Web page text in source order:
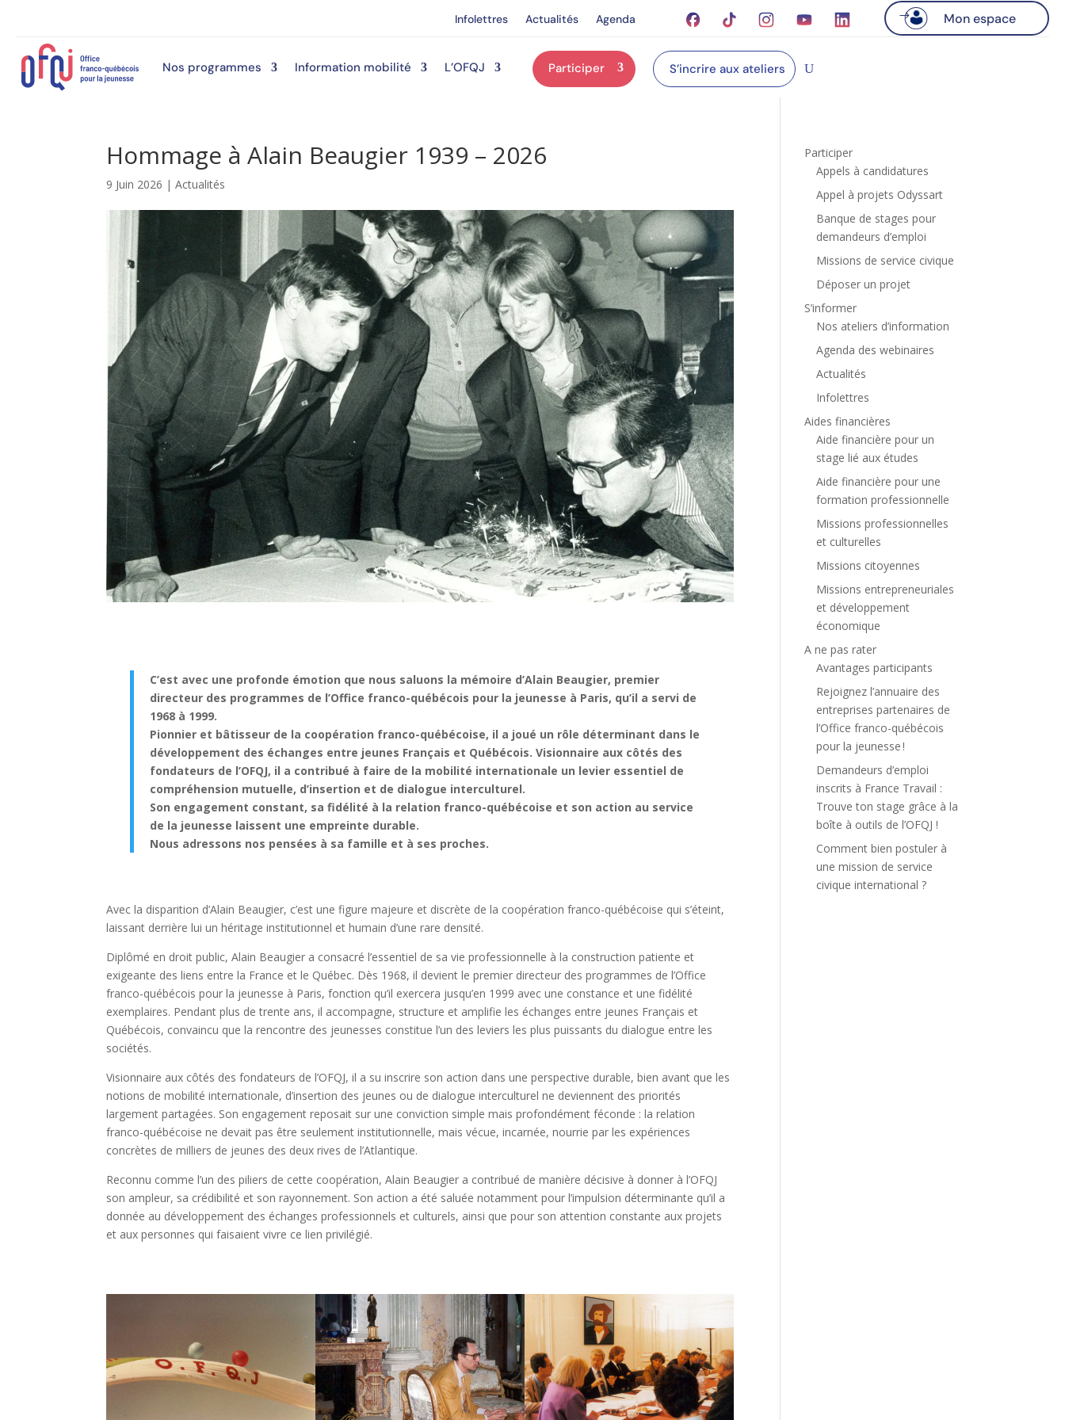
Infolettres Actualités Agenda Mon espace
Nos programmes Information mobilité L’OFQJ Participer S’incrire aux ateliers
Hommage à Alain Beaugier 1939 – 2026
9 Juin 2026 |Actualités
C’est avec une profonde émotion que nous saluons la mémoire d’Alain Beaugier, premier
directeur des programmes de l’Office franco-québécois pour la jeunesse à Paris, qu’il a servi de
1968 à 1999.
Pionnier et bâtisseur de la coopération franco-québécoise, il a joué un rôle déterminant dans le
développement des échanges entre jeunes Français et Québécois. Visionnaire aux côtés des
fondateurs de l’OFQJ, il a contribué à faire de la mobilité internationale un levier essentiel de
compréhension mutuelle, d’insertion et de dialogue interculturel.
Son engagement constant, sa fidélité à la relation franco-québécoise et son action au service
de la jeunesse laissent une empreinte durable.
Nous adressons nos pensées à sa famille et à ses proches.
Avec la disparition d’Alain Beaugier, c’est une figure majeure et discrète de la coopération franco-québécoise qui s’éteint,
laissant derrière lui un héritage institutionnel et humain d’une rare densité.
Diplômé en droit public, Alain Beaugier a consacré l’essentiel de sa vie professionnelle à la construction patiente et
exigeante des liens entre la France et le Québec. Dès 1968, il devient le premier directeur des programmes de l’Office
franco-québécois pour la jeunesse à Paris, fonction qu’il exercera jusqu’en 1999 avec une constance et une fidélité
exemplaires. Pendant plus de trente ans, il accompagne, structure et amplifie les échanges entre jeunes Français et
Québécois, convaincu que la rencontre des jeunesses constitue l’un des leviers les plus puissants du dialogue entre les
sociétés.
Visionnaire aux côtés des fondateurs de l’OFQJ, il a su inscrire son action dans une perspective durable, bien avant que les
notions de mobilité internationale, d’insertion des jeunes ou de dialogue interculturel ne deviennent des priorités
largement partagées. Son engagement reposait sur une conviction simple mais profondément féconde : la relation
franco-québécoise ne devait pas être seulement institutionnelle, mais vécue, incarnée, nourrie par les expériences
concrètes de milliers de jeunes des deux rives de l’Atlantique.
Reconnu comme l’un des piliers de cette coopération, Alain Beaugier a contribué de manière décisive à donner à l’OFQJ
son ampleur, sa crédibilité et son rayonnement. Son action a été saluée notamment pour l’impulsion déterminante qu’il a
donnée au développement des échanges professionnels et culturels, ainsi que pour son attention constante aux projets
et aux personnes qui faisaient vivre ce lien privilégié.
Participer
Appels à candidatures
Appel à projets Odyssart
Banque de stages pour
demandeurs d’emploi
Missions de service civique
Déposer un projet
S’informer
Nos ateliers d’information
Agenda des webinaires
Actualités
Infolettres
Aides financières
Aide financière pour un
stage lié aux études
Aide financière pour une
formation professionnelle
Missions professionnelles
et culturelles
Missions citoyennes
Missions entrepreneuriales
et développement
économique
A ne pas rater
Avantages participants
Rejoignez l’annuaire des
entreprises partenaires de
l’Office franco-québécois
pour la jeunesse !
Demandeurs d’emploi
inscrits à France Travail :
Trouve ton stage grâce à la
boîte à outils de l’OFQJ !
Comment bien postuler à
une mission de service
civique international ?